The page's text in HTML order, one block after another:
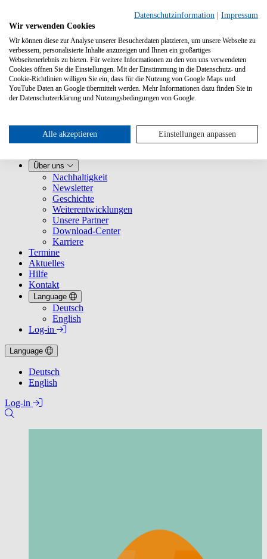
Leistungen
VLB-TIX kennenlernen
Für Vertretungen
Für Presse
Über uns
Nachhaltigkeit
Newsletter
Geschichte
Weiterentwicklungen
Unsere Partner
Download-Center
Karriere
Termine
Aktuelles
Hilfe
Kontakt
Language
Deutsch
English
Log-in
Language
Deutsch
English
Log-in
Datenschutzinformation
Impressum
Wir verwenden Cookies
Wir können diese zur Analyse unserer Besucherdaten platzieren, um unsere Webseite zu
verbessern, personalisierte Inhalte anzuzeigen und Ihnen ein großartiges
Webseitenerlebnis zu bieten. Für weitere Informationen zu den von uns verwendeten
Cookies öffnen Sie die Einstellungen. Mit der Einstimmung in die Datenschutz- und
Cookie-Richtlinien willigen Sie ein, dass für die Nutzung von Google Maps und
YouTube Daten an Google übermittelt werden. Mehr Informationen dazu finden Sie in
der Datenschutzerklärung und Nutzungsbedingungen von Google.
Alle akzeptieren Einstellungen anpassen